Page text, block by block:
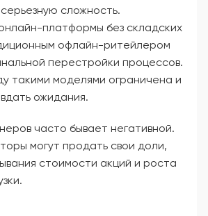
сложность.
платформы без складских
офлайн-ритейлером
перестройки процессов.
такими моделями ограничена и
ожидания.
часто бывает негативной.
могут продать свои доли,
стоимости акций и роста